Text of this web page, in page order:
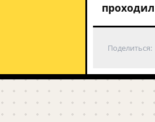
Поделиться: